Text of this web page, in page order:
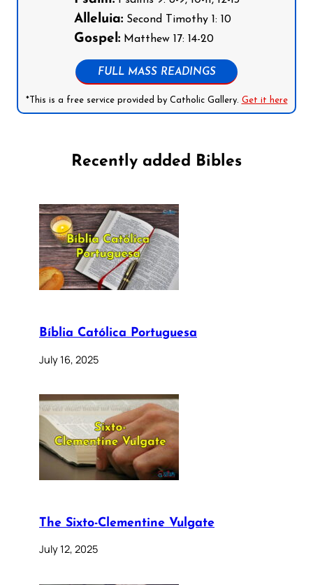
Alleluia:Second Timothy 1: 10
Gospel:Matthew 17: 14-20
FULL MASS READINGS
*This is a free service provided by Catholic Gallery. Get it here
Recently added Bibles
Bíblia Católica Portuguesa
July 16, 2025
The Sixto-Clementine Vulgate
July 12, 2025